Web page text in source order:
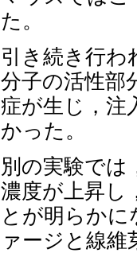
た。
引き続き行わ
分子の活性部
症が生じ，注
かった。
別の実験では
濃度が上昇し
とが明らか
ァージと線